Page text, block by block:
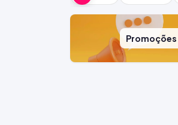
Promoções